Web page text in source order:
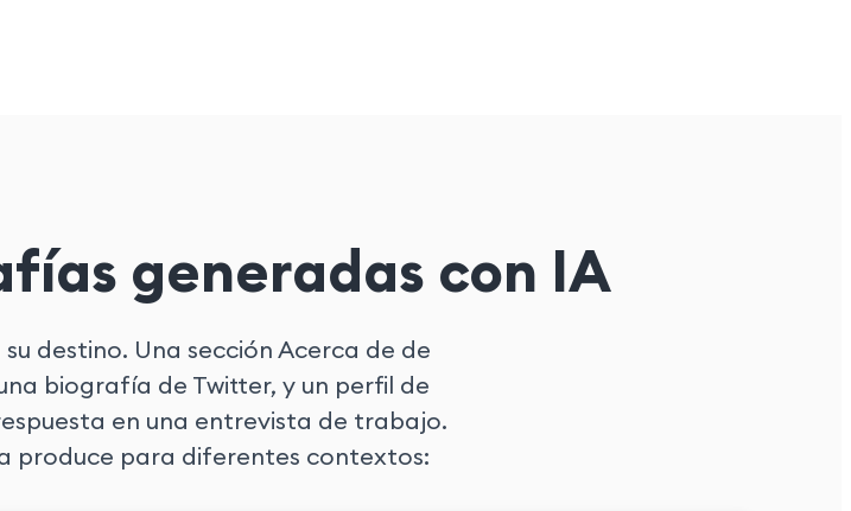
generadas con IA
destino. Una sección Acerca de de
biografía de Twitter, y un perfil de
en una entrevista de trabajo.
produce para diferentes contextos: